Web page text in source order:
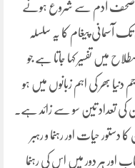
اور صحف آدم سے شروع ہونے
آسمانی پیغام کا یہ سلسلہ
میں تفسیر کہا جاتا ہے جو
دنیا بھر کی اہم زبانوں میں ہو
کی تعداد تین سو سے زائد ہے۔
حیات اور رہنما و رہبر
اور ہر دور میں اس کی رہنما